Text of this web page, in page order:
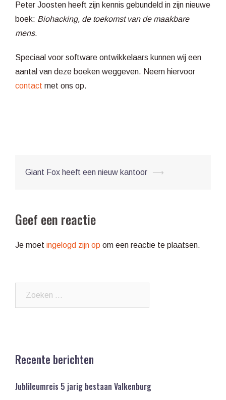
Peter Joosten heeft zijn kennis gebundeld in zijn nieuwe
boek: Biohacking, de toekomst van de maakbare
mens.
Speciaal voor software ontwikkelaars kunnen wij een
aantal van deze boeken weggeven. Neem hiervoor
contact met ons op.
Post
Giant Fox heeft een nieuw kantoor ⟶
Geef een reactie
Je moet ingelogd zijn op om een reactie te plaatsen.
Recente berichten
Jublileumreis 5 jarig bestaan Valkenburg